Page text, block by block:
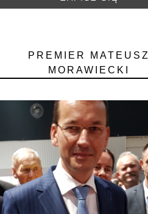
PREMIER MATEUSZ
MORAWIECKI